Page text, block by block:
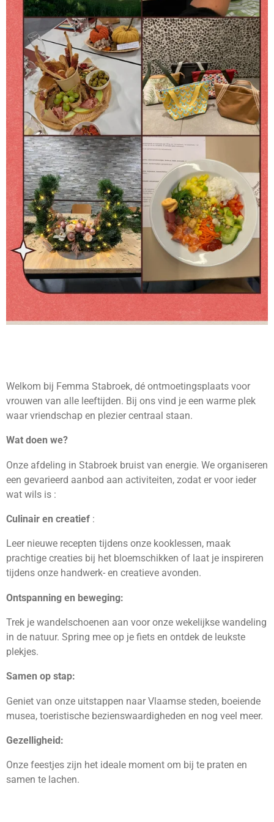
Welkom bij Femma Stabroek, dé ontmoetingsplaats voor
vrouwen van alle leeftijden. Bij ons vind je een warme plek
waar vriendschap en plezier centraal staan.
Wat doen we?
Onze afdeling in Stabroek bruist van energie. We organiseren
een gevarieerd aanbod aan activiteiten, zodat er voor ieder
wat wils is :
Culinair en creatief :
Leer nieuwe recepten tijdens onze kooklessen, maak
prachtige creaties bij het bloemschikken of laat je inspireren
tijdens onze handwerk- en creatieve avonden.
Ontspanning en beweging:
Trek je wandelschoenen aan voor onze wekelijkse wandeling
in de natuur. Spring mee op je fiets en ontdek de leukste
plekjes.
Samen op stap:
Geniet van onze uitstappen naar Vlaamse steden, boeiende
musea, toeristische bezienswaardigheden en nog veel meer.
Gezelligheid:
Onze feestjes zijn het ideale moment om bij te praten en
samen te lachen.